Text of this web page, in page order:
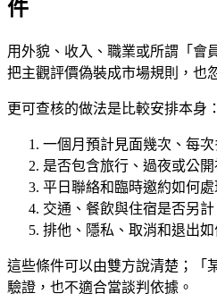
件
用外貌、收入、職業或所謂「會
把主觀評價偽裝成市場規則，也
更可查核的做法是比較安排本身：
一個月預計見面幾次、每次
是否包含旅行、過夜或公開
平日聯絡和臨時邀約如何處
交通、餐飲與住宿是否另計
排他、隱私、取消和退出如
這些條件可以由雙方說清楚；「
驗證，也不適合當談判依據。